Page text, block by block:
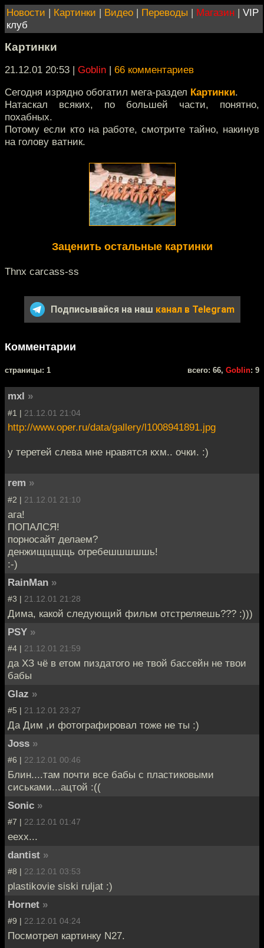
Новости | Картинки | Видео | Переводы | Магазин | VIP
клуб
Картинки
21.12.01 20:53 | Goblin | 66 комментариев
Сегодня изрядно обогатил мега-раздел Картинки.
Натаскал всяких, по большей части, понятно,
похабных.
Потому если кто на работе, смотрите тайно, накинув
на голову ватник.
Заценить остальные картинки
Thnx carcass-ss
Подписывайся на наш канал в Telegram
Комментарии
cтраницы: 1 всего: 66, Goblin: 9
mxl »
#1 | 21.12.01 21:04
http://www.oper.ru/data/gallery/l1008941891.jpg
у теретей слева мне нравятся кхм.. очки. :)
rem »
#2 | 21.12.01 21:10
ага!
ПОПАЛСЯ!
порносайт делаем?
денжищщщщь огребешшшшшь!
:-)
RainMan »
#3 | 21.12.01 21:28
Дима, какой следующий фильм отстреляешь??? :)))
PSY »
#4 | 21.12.01 21:59
да ХЗ чё в етом пиздатого не твой бассейн не твои
бабы
Glaz »
#5 | 21.12.01 23:27
Да Дим ,и фотографировал тоже не ты :)
Joss »
#6 | 22.12.01 00:46
Блин....там почти все бабы с пластиковыми
сиськами...ацтой :((
Sonic »
#7 | 22.12.01 01:47
еехх...
dantist »
#8 | 22.12.01 03:53
plastikovie siski ruljat :)
Hornet »
#9 | 22.12.01 04:24
Посмотрел картинку N27.